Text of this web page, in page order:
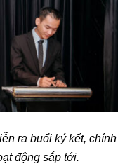
ra buổi ký kết, chính
động sắp tới.